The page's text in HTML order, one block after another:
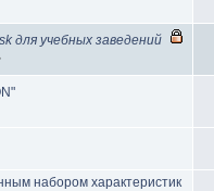
для учебных заведений
набором характеристик